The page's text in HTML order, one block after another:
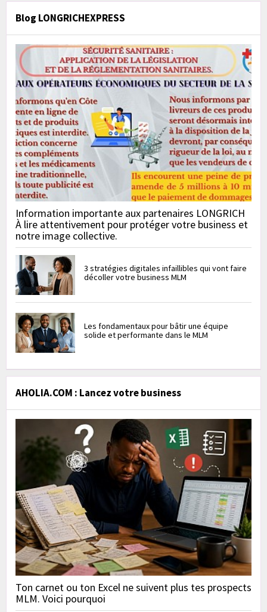
Blog LONGRICHEXPRESS
Information importante aux partenaires LONGRICH
À lire attentivement pour protéger votre business et
notre image collective.
3 stratégies digitales infaillibles qui vont faire
décoller votre business MLM
Les fondamentaux pour bâtir une équipe
solide et performante dans le MLM
AHOLIA.COM : Lancez votre business
Ton carnet ou ton Excel ne suivent plus tes prospects
MLM. Voici pourquoi